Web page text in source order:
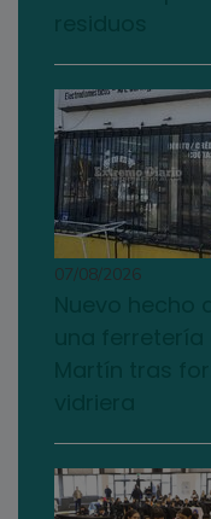
07/08/2026